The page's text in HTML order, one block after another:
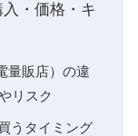
・価格・キ
量販店）の違
リスク
うタイミング